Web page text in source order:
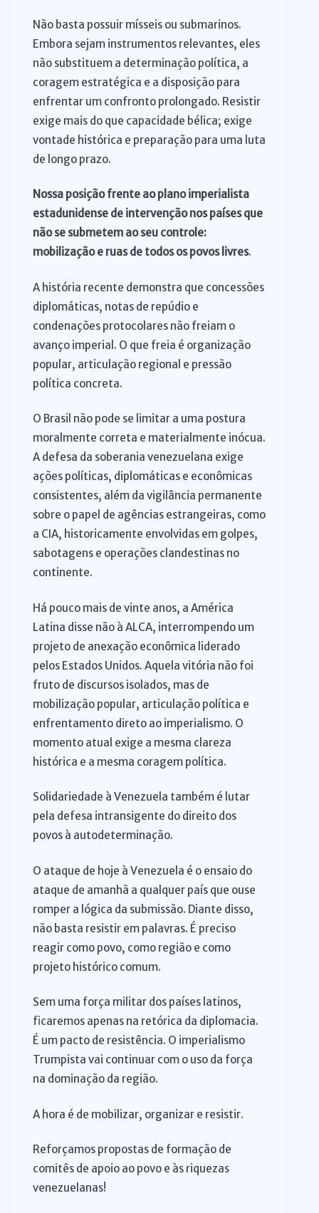
Não basta possuir mísseis ou submarinos.
Embora sejam instrumentos relevantes, eles
não substituem a determinação política, a
coragem estratégica e a disposição para
enfrentar um confronto prolongado. Resistir
exige mais do que capacidade bélica; exige
vontade histórica e preparação para uma luta
de longo prazo.
Nossa posição frente ao plano imperialista
estadunidense de intervenção nos países que
não se submetem ao seu controle:
mobilização e ruas de todos os povos livres.
A história recente demonstra que concessões
diplomáticas, notas de repúdio e
condenações protocolares não freiam o
avanço imperial. O que freia é organização
popular, articulação regional e pressão
política concreta.
O Brasil não pode se limitar a uma postura
moralmente correta e materialmente inócua.
A defesa da soberania venezuelana exige
ações políticas, diplomáticas e econômicas
consistentes, além da vigilância permanente
sobre o papel de agências estrangeiras, como
a CIA, historicamente envolvidas em golpes,
sabotagens e operações clandestinas no
continente.
Há pouco mais de vinte anos, a América
Latina disse não à ALCA, interrompendo um
projeto de anexação econômica liderado
pelos Estados Unidos. Aquela vitória não foi
fruto de discursos isolados, mas de
mobilização popular, articulação política e
enfrentamento direto ao imperialismo. O
momento atual exige a mesma clareza
histórica e a mesma coragem política.
Solidariedade à Venezuela também é lutar
pela defesa intransigente do direito dos
povos à autodeterminação.
O ataque de hoje à Venezuela é o ensaio do
ataque de amanhã a qualquer país que ouse
romper a lógica da submissão. Diante disso,
não basta resistir em palavras. É preciso
reagir como povo, como região e como
projeto histórico comum.
Sem uma força militar dos países latinos,
ficaremos apenas na retórica da diplomacia.
É um pacto de resistência. O imperialismo
Trumpista vai continuar com o uso da força
na dominação da região.
A hora é de mobilizar, organizar e resistir.
Reforçamos propostas de formação de
comitês de apoio ao povo e às riquezas
venezuelanas!